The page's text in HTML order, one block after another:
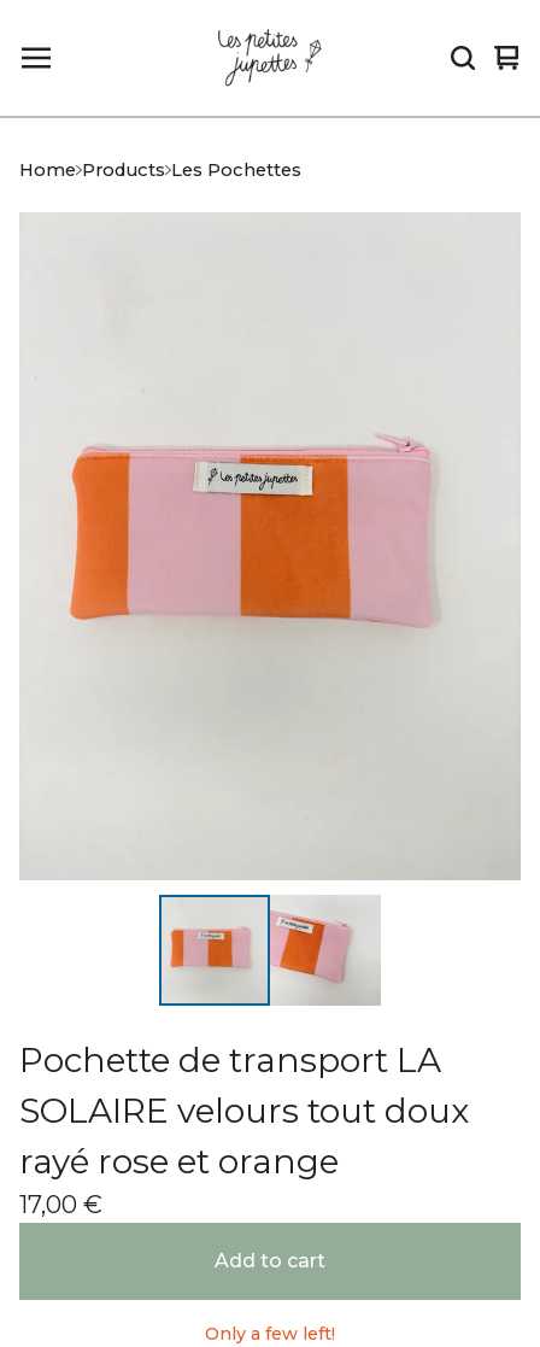
0
Home Products Les Pochettes
Pochette de transport LA
SOLAIRE velours tout doux
rayé rose et orange
17,00 €
Add to cart
Only a few left!